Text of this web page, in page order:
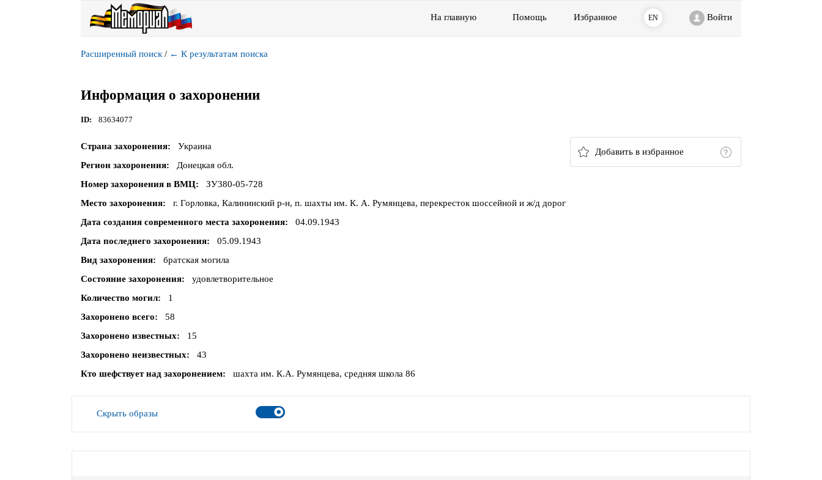
На главную Помощь Избранное EN Войти
Расширенный поиск / ← К результатам поиска
Информация о захоронении
ID 83634077
Добавить в избранное
Страна захоронения
Украина
Регион захоронения
Донецкая обл.
Номер захоронения в ВМЦ
ЗУ380-05-728
Место захоронения
г. Горловка, Калининский р-н, п. шахты им. К. А. Румянцева, перекресток шоссейной и ж/д дорог
Дата создания современного места захоронения
04.09.1943
Дата последнего захоронения
05.09.1943
Вид захоронения
братская могила
Состояние захоронения
удовлетворительное
Количество могил
1
Захоронено всего
58
Захоронено известных
15
Захоронено неизвестных
43
Кто шефствует над захоронением
шахта им. К.А. Румянцева, средняя школа 86
Скрыть образы